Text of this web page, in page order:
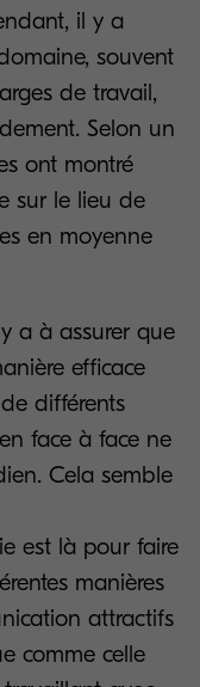
il y a
souvent
de travail,
Selon un
ont montré
sur le lieu de
en moyenne
a à assurer que
efficace
différents
face à face ne
Cela semble
est là pour faire
manières
attractifs
comme celle